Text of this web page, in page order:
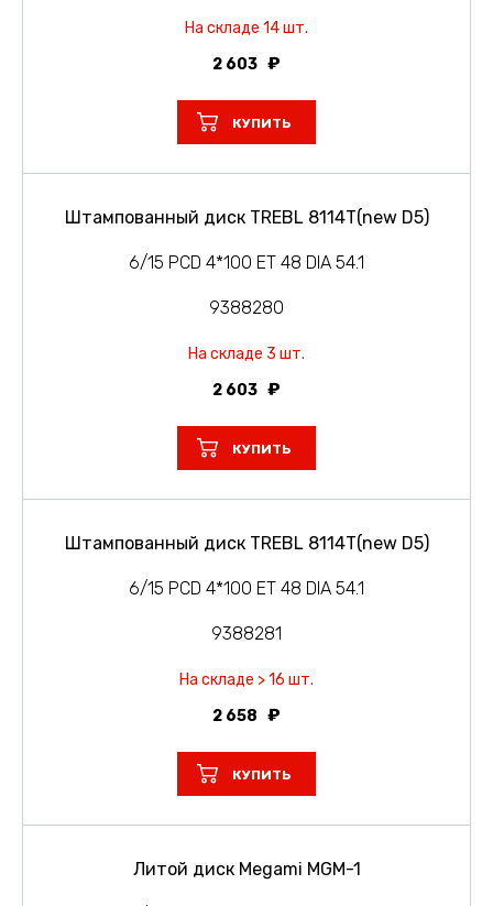
На складе 14 шт.
2 603
КУПИТЬ
Штампованный диск TREBL 8114T(new D5)
6/15 PCD 4*100 ET 48 DIA 54.1
9388280
На складе 3 шт.
2 603
КУПИТЬ
Штампованный диск TREBL 8114T(new D5)
6/15 PCD 4*100 ET 48 DIA 54.1
9388281
На складе > 16 шт.
2 658
КУПИТЬ
Литой диск Megami MGM-1